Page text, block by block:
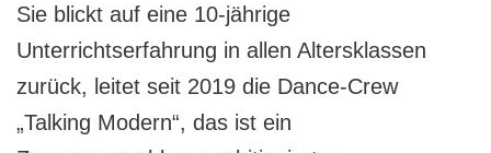
Sie blickt auf eine 10-jährige
Unterrichtserfahrung in allen Altersklassen
zurück, leitet seit 2019 die Dance-Crew
„Talking Modern“, das ist ein